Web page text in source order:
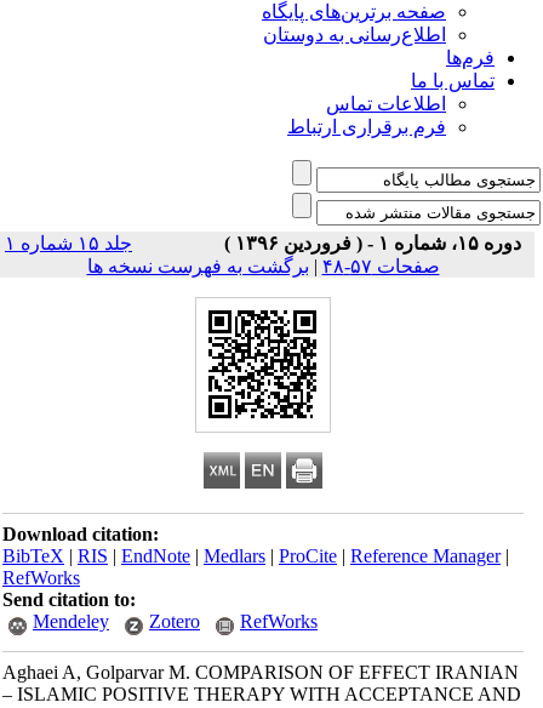
صفحه برترین‌های پایگاه
اطلاع‌رسانی به دوستان
فرم‌ها
تماس با ما
اطلاعات تماس
فرم برقراری ارتباط
دوره ۱۵، شماره ۱ - ( فروردین ۱۳۹۶ )
جلد ۱۵ شماره ۱
صفحات ۵۷-۴۸
|برگشت به فهرست نسخه ها
Download citation:
BibTeX|RIS|EndNote|Medlars|ProCite|Reference Manager
RefWorks
Send citation to:
Mendeley
Zotero RefWorks
Aghaei A, Golparvar M. COMPARISON OF EFFECT IRANIAN
– ISLAMIC POSITIVE THERAPY WITH ACCEPTANCE AND